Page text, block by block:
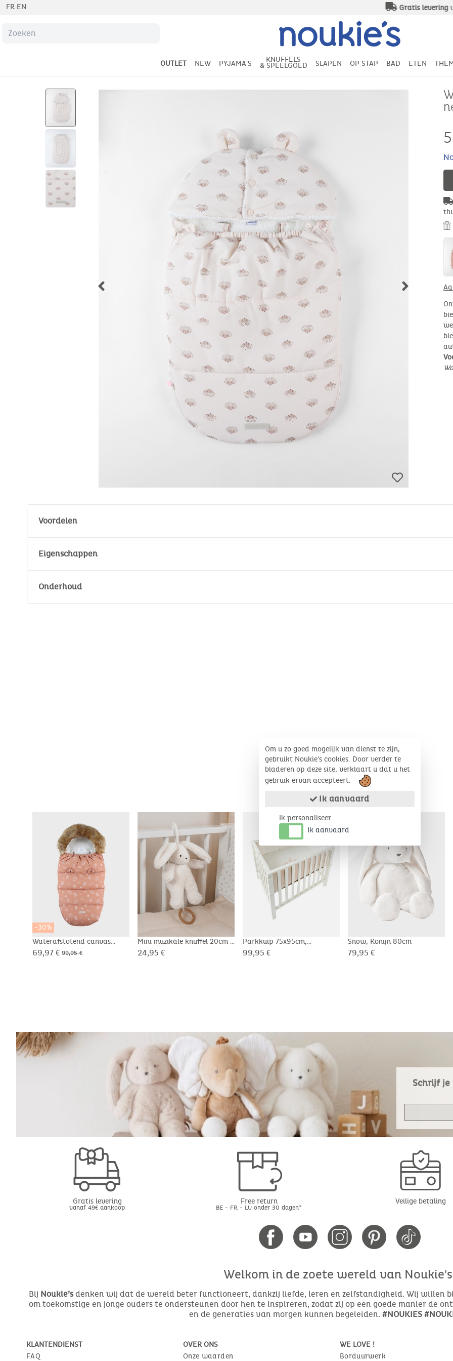
FR EN vanaf 49€ aankoop
OUTLET NEW PYJAMA'S KNUFFELS
& SPEELGOED SLAPEN OP STAP BAD ETEN
Voordelen
Eigenschappen
Onderhoud
COMPLEMENTAIRE PRODUCTEN
-30%
Waterafstotend canvas
voetenzak
69,97 € 99,95 €
Mini muzikale knuffel 20cm -
Snow
24,95 €
Parkkuip 75x95cm,
Veloudoux® - Bali & Moka
99,95 €
Coming soon
Snow, Konijn 80cm
79,95 €
Schrijf je
Gratis levering
vanaf 49€ aankoop
Free return
BE - FR - LU onder 30 dagen*
Veilige betaling
Welkom in de zoete wereld van
Bij Noukie’sdenken wij dat de wereld beter functioneert, dankzij liefde, leren en zelfstandigheid. Wij willen
om toekomstige en jonge ouders te ondersteunen door hen te inspireren, zodat zij op een goede manier de
en de generaties van morgen kunnen begeleiden. #NOUKIES
KLANTENDIENST
FAQ
OVER ONS
Onze waarden
WE LOVE !
Borduurwerk
Om u zo goed mogelijk van dienst te zijn,
gebruikt Noukie's cookies. Door verder te
bladeren op deze site, verklaart u dat u het
gebruik ervan accepteert.
Ik aanvaard
Ik personaliseer
Ik aanvaard